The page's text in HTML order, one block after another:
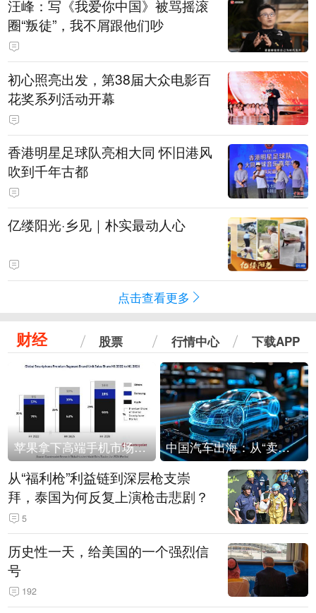
汪峰：写《我爱你中国》被骂摇滚
圈“叛徒”，我不屑跟他们吵
初心照亮出发，第38届大众电影百
花奖系列活动开幕
香港明星足球队亮相大同 怀旧港风
吹到千年古都
亿缕阳光·乡见｜朴实最动人心
点击查看更多
财经 股票 行情中心 下载APP
苹果拿下高端手机市场65%的份额：iPhone 17系列功不可没 中国汽车出海：从“卖出去”到“走进去”
从“福利枪”利益链到深层枪支崇
拜，泰国为何反复上演枪击悲剧？
5
历史性一天，给美国的一个强烈信
号
192